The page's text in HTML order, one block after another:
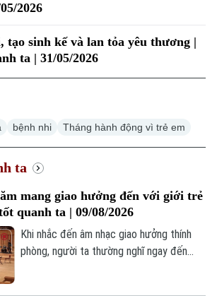
2026
tạo sinh kế và lan tỏa yêu thương |
ta | 31/05/2026
bệnh nhi Tháng hành động vì trẻ em
ta
mang giao hưởng đến với giới trẻ
quanh ta | 09/08/2026
Khi nhắc đến âm nhạc giao hưởng thính
phòng, người ta thường nghĩ ngay đến